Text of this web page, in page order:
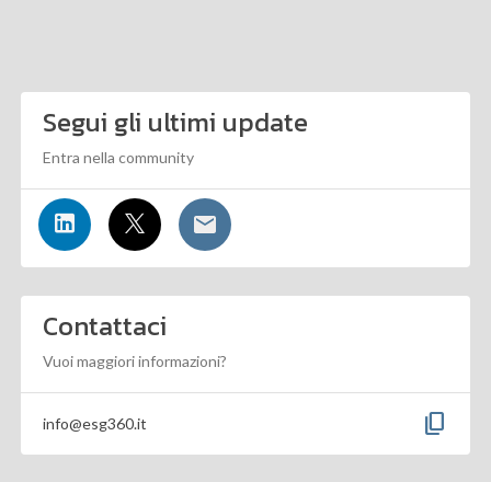
Segui gli ultimi update
Entra nella community
Contattaci
Vuoi maggiori informazioni?
info@esg360.it content_copy